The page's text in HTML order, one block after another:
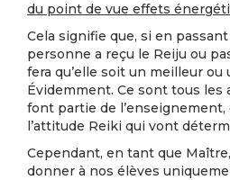
du point de vue effets
Cela signifie que, si en
personne a reçu le Reiju ou
fera qu’elle soit un meilleur
Évidemment. Ce sont tous les
font partie de l’enseignement,
l’attitude Reiki qui vont
Cependant, en tant que
donner à nos élèves